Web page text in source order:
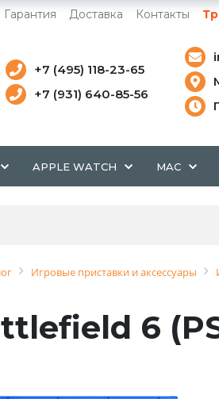
Гарантия Доставка Контакты
+7 (495) 118-23-65
+7 (931) 640-85-56
APPLE WATCH MAC
Игровые приставки и аксессуары
6